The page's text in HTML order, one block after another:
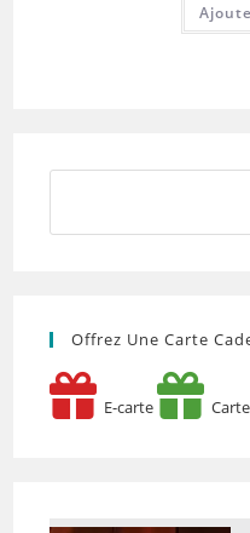
Offrez Une Carte
E-carte Carte